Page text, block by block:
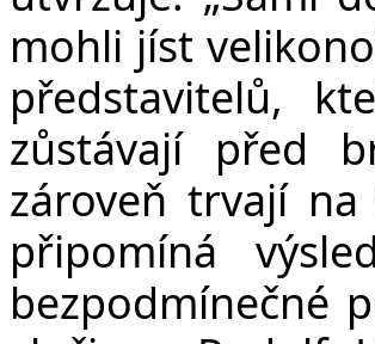
mohli jíst
představitelů,
zůstávají před
zároveň trvají
připomíná
bezpodmínečné